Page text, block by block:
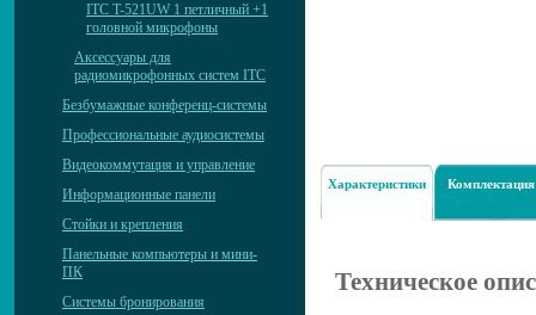
ITC T-521UW 1 петличный +1
головной микрофоны
Аксессуары для
радиомикрофонных систем ITC
Безбумажные конференц-системы
Профессиональные аудиосистемы
Видеокоммутация и управление
Информационные панели
Стойки и крепления
Панельные компьютеры и мини-
ПК
Системы бронирования
Характеристики Комплектация
Техническое